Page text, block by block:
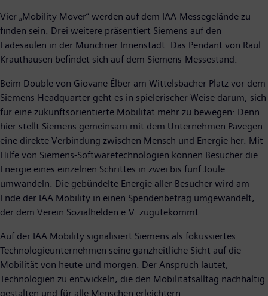
Vier „Mobility Mover“ werden auf dem IAA-Messegelände zu
finden sein. Drei weitere präsentiert Siemens auf den
Ladesäulen in der Münchner Innenstadt. Das Pendant von Raul
Krauthausen befindet sich auf dem Siemens-Messestand.
Beim Double von Giovane Élber am Wittelsbacher Platz vor dem
Siemens-Headquarter geht es in spielerischer Weise darum, sich
für eine zukunftsorientierte Mobilität mehr zu bewegen: Denn
hier stellt Siemens gemeinsam mit dem Unternehmen Pavegen
eine direkte Verbindung zwischen Mensch und Energie her. Mit
Hilfe von Siemens-Softwaretechnologien können Besucher die
Energie eines einzelnen Schrittes in zwei bis fünf Joule
umwandeln. Die gebündelte Energie aller Besucher wird am
Ende der IAA Mobility in einen Spendenbetrag umgewandelt,
der dem Verein Sozialhelden e.V. zugutekommt.
Auf der IAA Mobility signalisiert Siemens als fokussiertes
Technologieunternehmen seine ganzheitliche Sicht auf die
Mobilität von heute und morgen. Der Anspruch lautet,
Technologien zu entwickeln, die den Mobilitätsalltag nachhaltig
gestalten und für alle Menschen erleichtern.